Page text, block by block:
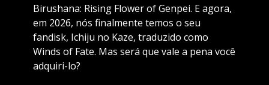
Birushana: Rising Flower of Genpei. E agora,
em 2026, nós finalmente temos o seu
fandisk, Ichiju no Kaze, traduzido como
Winds of Fate. Mas será que vale a pena você
adquiri-lo?